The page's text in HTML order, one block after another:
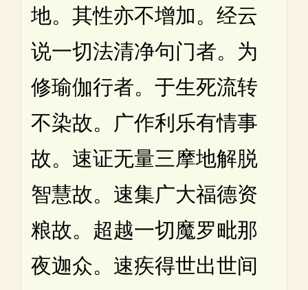
地。其性亦不增加。经云
说一切法清净句门者。为
修瑜伽行者。于生死流转
不染故。广作利乐有情事
故。速证无量三摩地解脱
智慧故。速集广大福德资
粮故。超越一切魔罗毗那
夜迦众。速疾得世出世间